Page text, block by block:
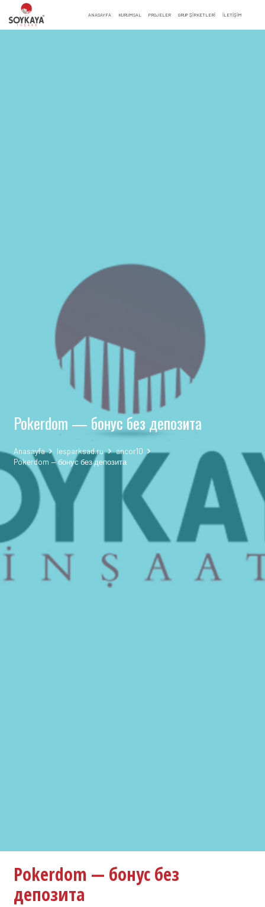
ANASAYFA KURUMSAL PROJELER GRUP ŞİRKETLERİ İLETIŞIM
Pokerdom — бонус без депозита
Anasayfa lesparksad.ru
ancor10
Pokerdom — бонус без депозита
Pokerdom — бонус без
депозита